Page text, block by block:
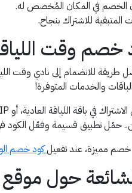
الخصم في المكان المُخصص له.
المتبقية للاشتراك بنجاح.
وقت اللياقة
والخدمات المتوفرة!
حمّل تطبيق قسيمة وفعّل الكود
خصم مميزة، عند تفعيلكود خصم
حول